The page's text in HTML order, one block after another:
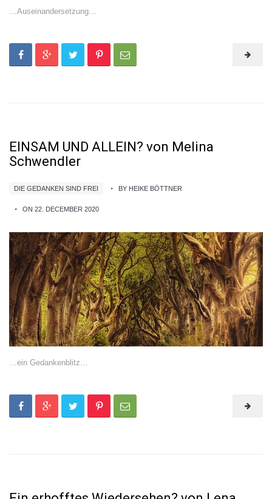
…Auseinandersetzung…
EINSAM UND ALLEIN? von Melina
Schwendler
DIE GEDANKEN SIND FREI BY HEIKE BÖTTNER
ON 22. DECEMBER 2020
…ein Gedankenblitz…